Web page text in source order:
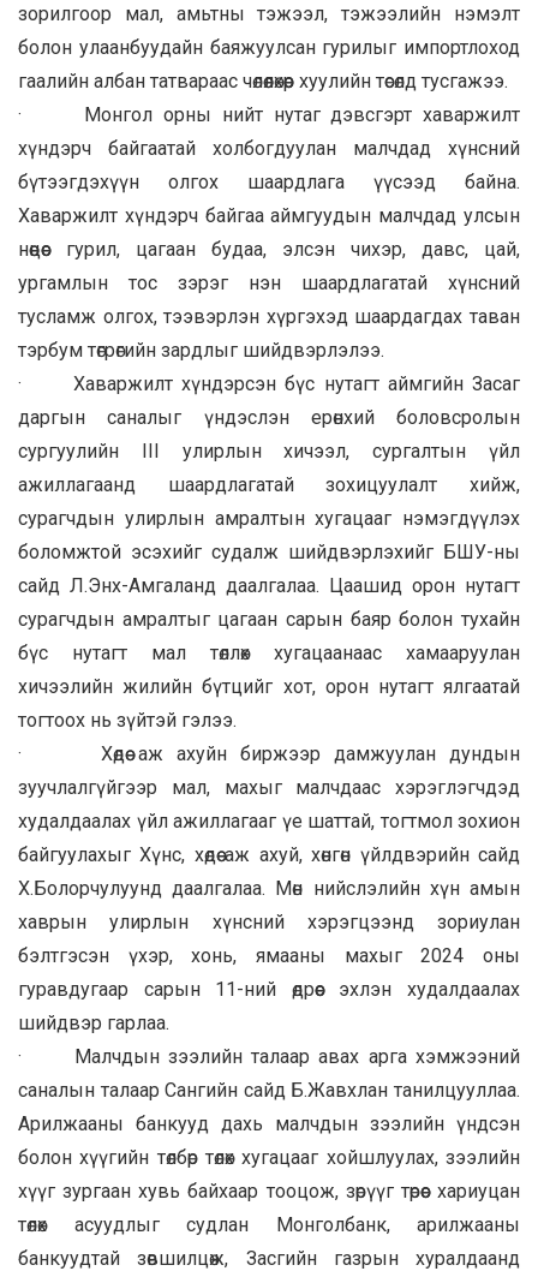
зорилгоор мал, амьтны тэжээл, тэжээлийн нэмэлт
болон улаанбуудайн баяжуулсан гурилыг импортлоход
гаалийн албан татвараас чөлөөлөхөөр хуулийн төсөлд тусгажээ.
· Монгол орны нийт нутаг дэвсгэрт хаваржилт
хүндэрч байгаатай холбогдуулан малчдад хүнсний
бүтээгдэхүүн олгох шаардлага үүсээд байна.
Хаваржилт хүндэрч байгаа аймгуудын малчдад улсын
нөөцөөс гурил, цагаан будаа, элсэн чихэр, давс, цай,
ургамлын тос зэрэг нэн шаардлагатай хүнсний
тусламж олгох, тээвэрлэн хүргэхэд шаардагдах таван
тэрбум төгрөгийн зардлыг шийдвэрлэлээ.
· Хаваржилт хүндэрсэн бүс нутагт аймгийн Засаг
даргын саналыг үндэслэн ерөнхий боловсролын
сургуулийн III улирлын хичээл, сургалтын үйл
ажиллагаанд шаардлагатай зохицуулалт хийж,
сурагчдын улирлын амралтын хугацааг нэмэгдүүлэх
боломжтой эсэхийг судалж шийдвэрлэхийг БШУ-ны
сайд Л.Энх-Амгаланд даалгалаа. Цаашид орон нутагт
сурагчдын амралтыг цагаан сарын баяр болон тухайн
бүс нутагт мал төллөх хугацаанаас хамааруулан
хичээлийн жилийн бүтцийг хот, орон нутагт ялгаатай
тогтоох нь зүйтэй гэлээ.
· Хөдөө аж ахуйн биржээр дамжуулан дундын
зуучлалгүйгээр мал, махыг малчдаас хэрэглэгчдэд
худалдаалах үйл ажиллагааг үе шаттай, тогтмол зохион
байгуулахыг Хүнс, хөдөө аж ахуй, хөнгөн үйлдвэрийн сайд
Х.Болорчулуунд даалгалаа. Мөн нийслэлийн хүн амын
хаврын улирлын хүнсний хэрэгцээнд зориулан
бэлтгэсэн үхэр, хонь, ямааны махыг 2024 оны
гуравдугаар сарын 11-ний өдрөөс эхлэн худалдаалах
шийдвэр гарлаа.
· Малчдын зээлийн талаар авах арга хэмжээний
саналын талаар Сангийн сайд Б.Жавхлан танилцууллаа.
Арилжааны банкууд дахь малчдын зээлийн үндсэн
болон хүүгийн төлбөр төлөх хугацааг хойшлуулах, зээлийн
хүүг зургаан хувь байхаар тооцож, зөрүүг төрөөс хариуцан
төлөх асуудлыг судлан Монголбанк, арилжааны
банкуудтай зөвшилцөж, Засгийн газрын хуралдаанд